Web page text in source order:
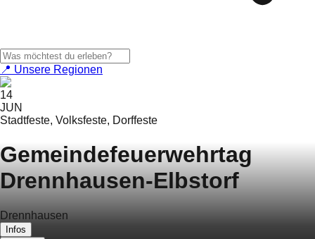
📍 Unsere Regionen
14
JUN
Stadtfeste, Volksfeste, Dorffeste
Gemeindefeuerwehrtag
Drennhausen-Elbstorf
Drennhausen
Infos